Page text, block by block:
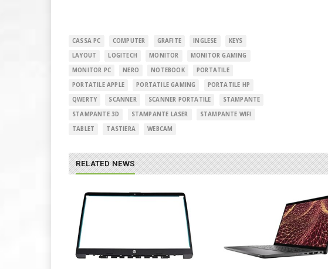
CASSA PC COMPUTER GRAFITE INGLESE
KEYS
LAYOUT
LOGITECH MONITOR
MONITOR GAMING
MONITOR PC
NERO NOTEBOOK
PORTATILE
PORTATILE APPLE
PORTATILE GAMING
PORTATILE HP
QWERTY
SCANNER SCANNER PORTATILE
STAMPANTE
STAMPANTE 3D
STAMPANTE LASER
STAMPANTE WIFI
TABLET
TASTIERA WEBCAM
RELATED NEWS